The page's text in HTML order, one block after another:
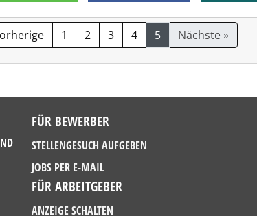
1 2 3 4 5 Nächste »
FÜR BEWERBER
STELLENGESUCH AUFGEBEN
JOBS PER E-MAIL
FÜR ARBEITGEBER
ANZEIGE SCHALTEN